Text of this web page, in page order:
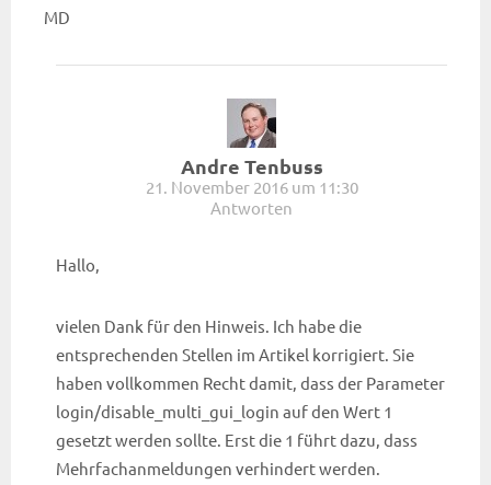
MD
Andre Tenbuss
21. November 2016 um 11:30
Antworten
Hallo,
vielen Dank für den Hinweis. Ich habe die
entsprechenden Stellen im Artikel korrigiert. Sie
haben vollkommen Recht damit, dass der Parameter
login/disable_multi_gui_login auf den Wert 1
gesetzt werden sollte. Erst die 1 führt dazu, dass
Mehrfachanmeldungen verhindert werden.